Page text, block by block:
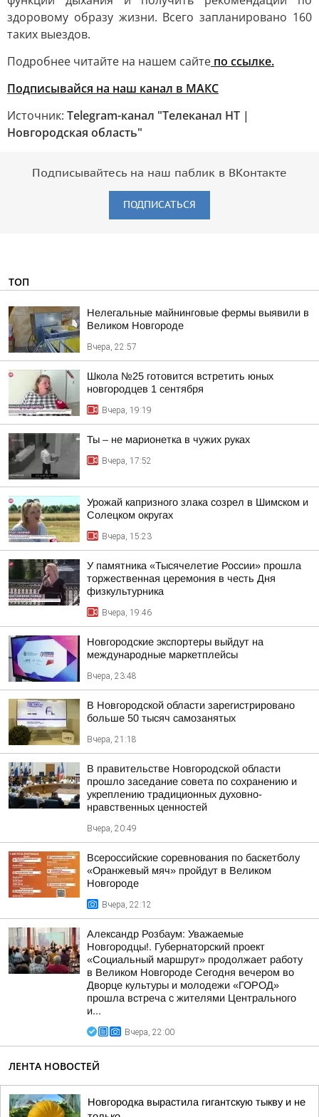
здоровому образу жизни. Всего запланировано 160
таких выездов.
Подробнее читайте на нашем сайте по ссылке.
Подписывайся на наш канал в МАКС
Источник: Telegram-канал "Телеканал НТ |
Новгородская область"
Подписывайтесь на наш паблик в ВКонтакте
ПОДПИСАТЬСЯ
ТОП
Нелегальные майнинговые фермы выявили в
Великом Новгороде
Вчера, 22:57
Школа №25 готовится встретить юных
новгородцев 1 сентября
Вчера, 19:19
Ты – не марионетка в чужих руках
Вчера, 17:52
Урожай капризного злака созрел в Шимском и
Солецком округах
Вчера, 15:23
У памятника «Тысячелетие России» прошла
торжественная церемония в честь Дня
физкультурника
Вчера, 19:46
Новгородские экспортеры выйдут на
международные маркетплейсы
Вчера, 23:48
В Новгородской области зарегистрировано
больше 50 тысяч самозанятых
Вчера, 21:18
В правительстве Новгородской области
прошло заседание совета по сохранению и
укреплению традиционных духовно-
нравственных ценностей
Вчера, 20:49
Всероссийские соревнования по баскетболу
«Оранжевый мяч» пройдут в Великом
Новгороде
Вчера, 22:12
Александр Розбаум: Уважаемые
Новгородцы!. Губернаторский проект
«Социальный маршрут» продолжает работу
в Великом Новгороде Сегодня вечером во
Дворце культуры и молодежи «ГОРОД»
прошла встреча с жителями Центрального
и...
Вчера, 22:00
ЛЕНТА НОВОСТЕЙ
Новгородка вырастила гигантскую тыкву и не